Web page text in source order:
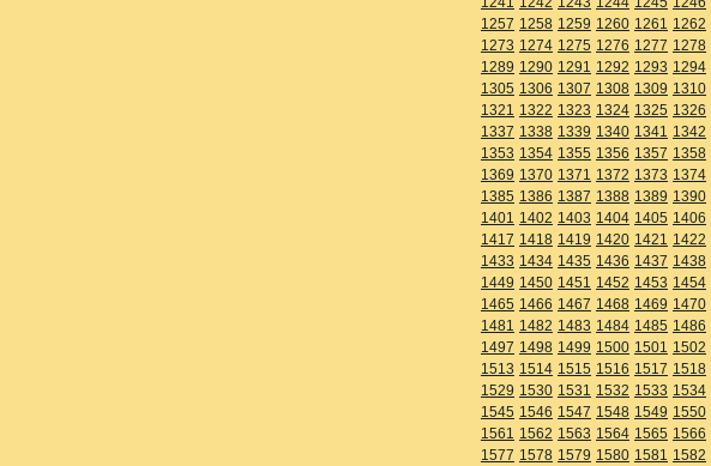
1257 1258 1259 1260 1261 1262
1273 1274 1275 1276 1277 1278
1289 1290 1291 1292 1293 1294
1305 1306 1307 1308 1309 1310
1321 1322 1323 1324 1325 1326
1337 1338 1339 1340 1341 1342
1353 1354 1355 1356 1357 1358
1369 1370 1371 1372 1373 1374
1385 1386 1387 1388 1389 1390
1401 1402 1403 1404 1405 1406
1417 1418 1419 1420 1421 1422
1433 1434 1435 1436 1437 1438
1449 1450 1451 1452 1453 1454
1465 1466 1467 1468 1469 1470
1481 1482 1483 1484 1485 1486
1497 1498 1499 1500 1501 1502
1513 1514 1515 1516 1517 1518
1529 1530 1531 1532 1533 1534
1545 1546 1547 1548 1549 1550
1561 1562 1563 1564 1565 1566
1577 1578 1579 1580 1581 1582